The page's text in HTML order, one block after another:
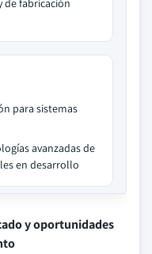
de fabricación
para sistemas
avanzadas de
en desarrollo
y oportunidades